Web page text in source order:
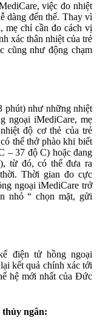
việc đo nhiệt
dàng đến thế. Thay vì
mẹ chỉ cần đo cách vị
xác thân nhiệt của trẻ
cũng như động chạm
phút) như những nhiệt
ngoại iMediCare, mẹ
độ cơ thẻ của trẻ
thể thở phào khi biết
– 37 độ C) hoặc đang
từ đó, có thể đưa ra
Thời gian đo cực
ngoại iMediCare trở
nhỏ “ chọn mặt, gửi
điện tử hồng ngoại
kết quả chính xác tới
hệ mới nhất của Đức
thủy ngân: